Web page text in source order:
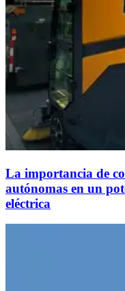
La importancia de
autónomas en un
eléctrica